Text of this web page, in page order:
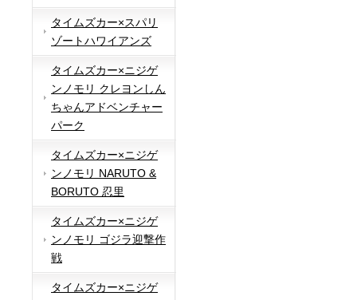
タイムズカー×スパリ
ゾートハワイアンズ
タイムズカー×ニジゲ
ンノモリ クレヨンしん
ちゃんアドベンチャー
パーク
タイムズカー×ニジゲ
ンノモリ NARUTO &
BORUTO 忍里
タイムズカー×ニジゲ
ンノモリ ゴジラ迎撃作
戦
タイムズカー×ニジゲ